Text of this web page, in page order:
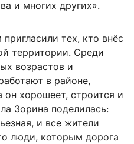
и многих других».
тех, кто внёс
территории. Среди
возрастов и
в районе,
он хорошеет, строится и
Зорина поделилась:
и все жители
люди, которым дорога